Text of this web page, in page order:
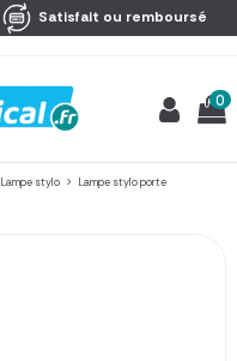
Satisfait ou remboursé
0
Lampe stylo
Lampe stylo porte